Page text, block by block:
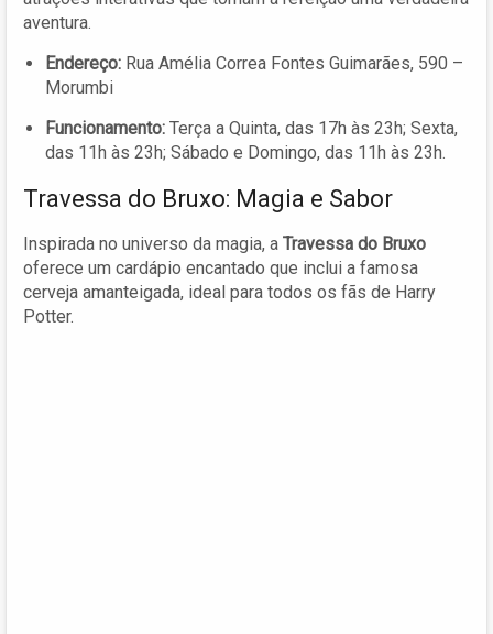
aventura.
Endereço: Rua Amélia Correa Fontes Guimarães, 590 –
Morumbi
Funcionamento: Terça a Quinta, das 17h às 23h; Sexta,
das 11h às 23h; Sábado e Domingo, das 11h às 23h.
Travessa do Bruxo: Magia e Sabor
Inspirada no universo da magia, a Travessa do Bruxo
oferece um cardápio encantado que inclui a famosa
cerveja amanteigada, ideal para todos os fãs de Harry
Potter.